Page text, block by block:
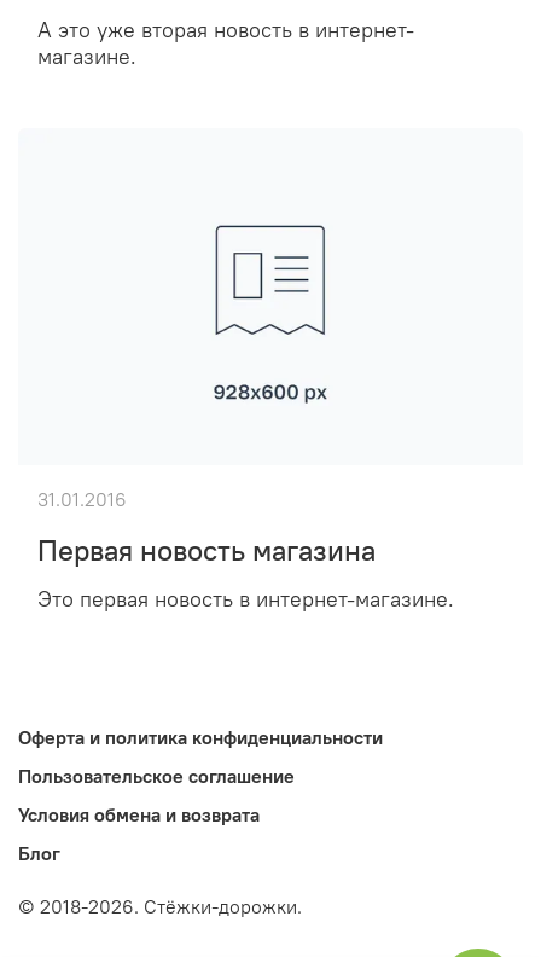
А это уже вторая новость в интернет-
магазине.
Первая новость магазина
Это первая новость в интернет-магазине.
31.01.2016
Оферта и политика конфиденциальности
Пользовательское соглашение
Условия обмена и возврата
Блог
© 2018-2026. Стёжки-дорожки.